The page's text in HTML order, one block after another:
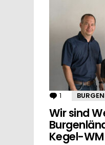
1 Kommentar
Wir sind
Kegel-